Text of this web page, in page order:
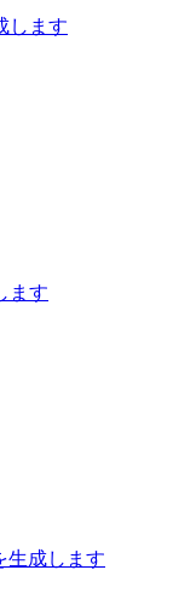
します
ます
生成します